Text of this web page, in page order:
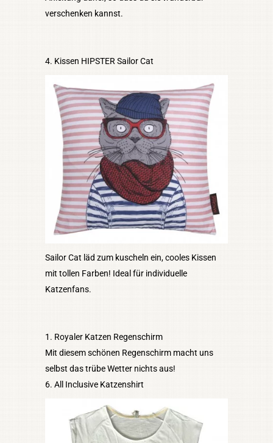
verschenken kannst.
4. Kissen HIPSTER Sailor Cat
Sailor Cat läd zum kuscheln ein, cooles Kissen
mit tollen Farben! Ideal für individuelle
Katzenfans.
Royaler Katzen Regenschirm
Mit diesem schönen Regenschirm macht uns
selbst das trübe Wetter nichts aus!
6. All Inclusive Katzenshirt